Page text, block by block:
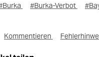
#Burka-Verbot
Kommentieren